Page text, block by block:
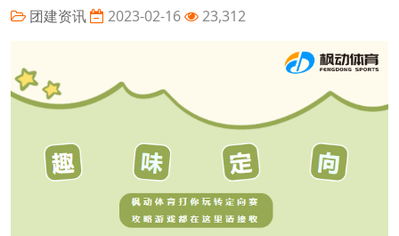
团建资讯 2023-02-16 23,312